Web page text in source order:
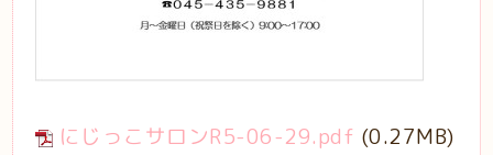
にじっこサロンR5-06-29.pdf (0.27MB)